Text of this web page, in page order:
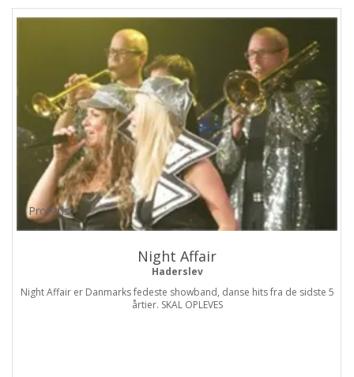
ProArtist
Night Affair
Haderslev
Night Affair er Danmarks fedeste showband, danse hits fra de sidste 5
årtier. SKAL OPLEVES